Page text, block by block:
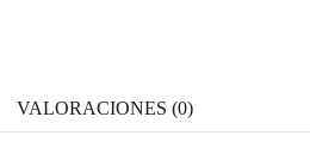
VALORACIONES (0)